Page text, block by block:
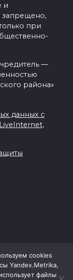
и
запрещено,
при
—
района»
данных с
cookies
Yandex.Metrika,
файлы